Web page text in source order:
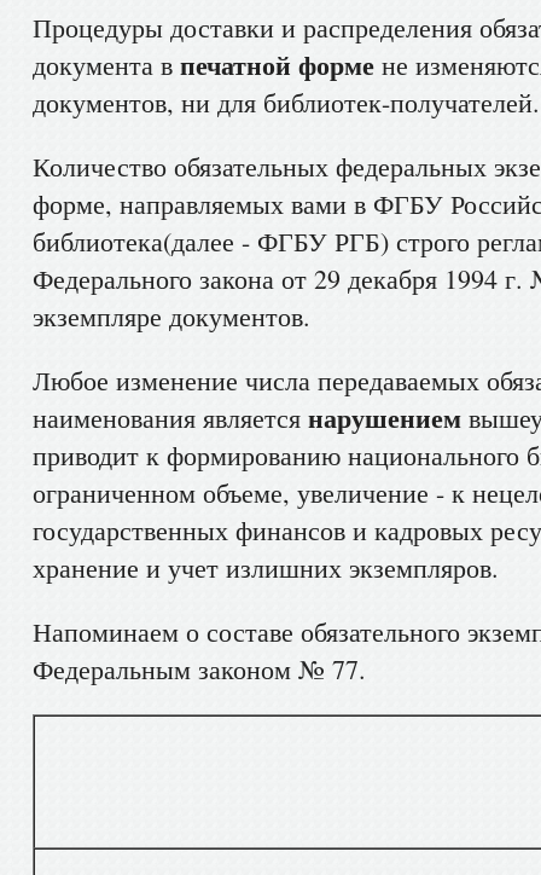
Процедуры доставки и распределения
документа в печатной форме не
документов, ни для библиотек-получателей.
Количество обязательных федеральных
форме, направляемых вами в ФГБУ
библиотека(далее - ФГБУ РГБ) строго
Федерального закона от 29 декабря 1994
экземпляре документов.
Любое изменение числа передаваемых
наименования является нарушением
приводит к формированию национального
ограниченном объеме, увеличение - к
государственных финансов и кадровых
хранение и учет излишних экземпляров.
Напоминаем о составе обязательного
Федеральным законом № 77.